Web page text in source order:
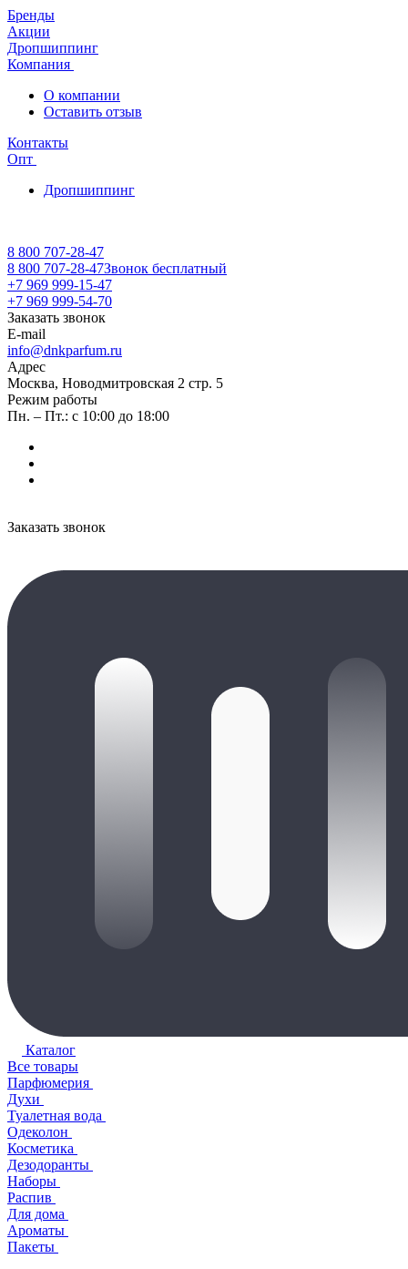
Бренды
Акции
Дропшиппинг
Компания
О компании
Оставить отзыв
Контакты
Опт
Дропшиппинг
8 800 707-28-47
8 800 707-28-47Звонок бесплатный
+7 969 999-15-47
+7 969 999-54-70
Заказать звонок
E-mail
info@dnkparfum.ru
Адрес
Москва, Новодмитровская 2 стр. 5
Режим работы
Пн. – Пт.: с 10:00 до 18:00
Заказать звонок
Каталог
Все товары
Парфюмерия
Духи
Туалетная вода
Одеколон
Косметика
Дезодоранты
Наборы
Распив
Для дома
Ароматы
Пакеты